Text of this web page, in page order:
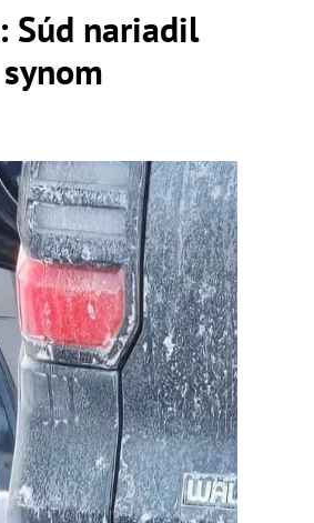
Súd nariadil